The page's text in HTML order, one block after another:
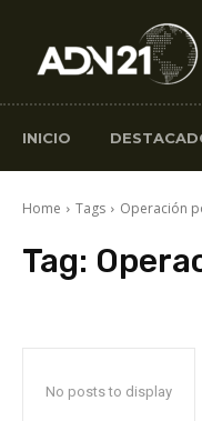
INICIO
Home Tags Operación
Tag:
No posts to display